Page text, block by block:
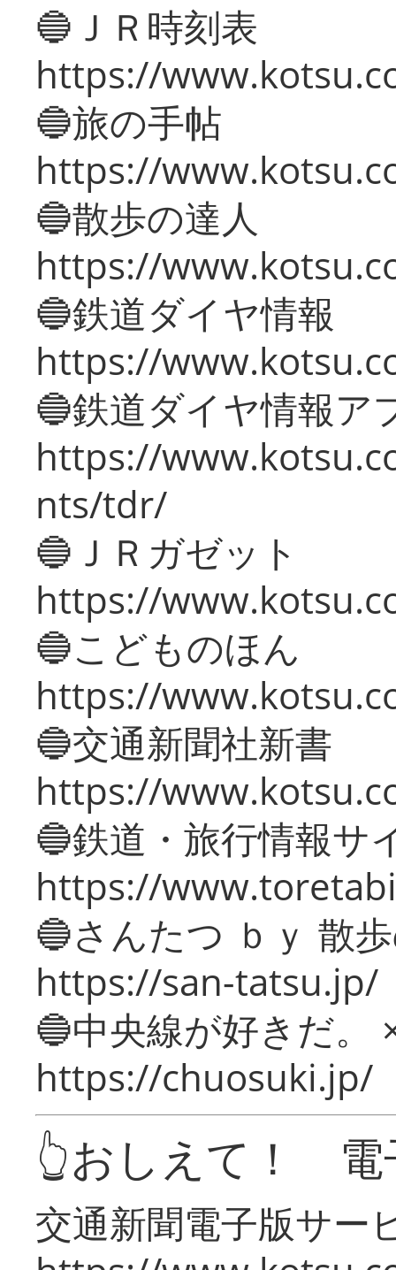
🔵ＪＲ時刻表
https://
🔵旅の手帖
https://
🔵散歩の達人
https://
🔵鉄道ダイヤ情報
https://
🔵鉄道ダイヤ情報ア
https://
nts/tdr/
🔵ＪＲガゼット
https://
🔵こどものほん
https://
🔵交通新聞社新書
https://
🔵鉄道・旅行情報サ
https://
🔵さんたつ ｂｙ 散
https://san-tatsu.jp/
🔵中央線が好きだ。
https://chuosuki.jp/
👆おしえて！ 電
交通新聞電子版サー